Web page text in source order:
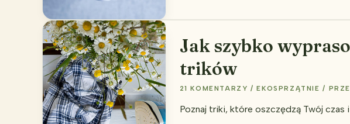
podczas
sprzątania?
Jak szybko
trików
21 KOMENTARZY /EKOSPRZĄTNIE /
Poznaj triki, które oszczędzą Twój czas